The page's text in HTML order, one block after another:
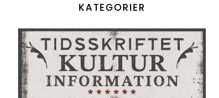
KATEGORIER